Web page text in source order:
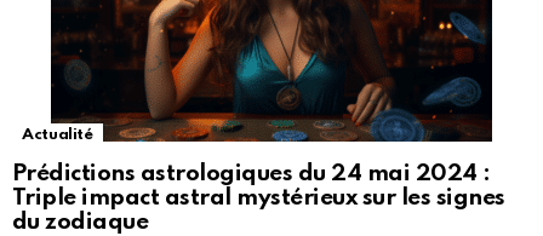
Actualité
Prédictions astrologiques du 24 mai 2024 :
Triple impact astral mystérieux sur les signes
du zodiaque